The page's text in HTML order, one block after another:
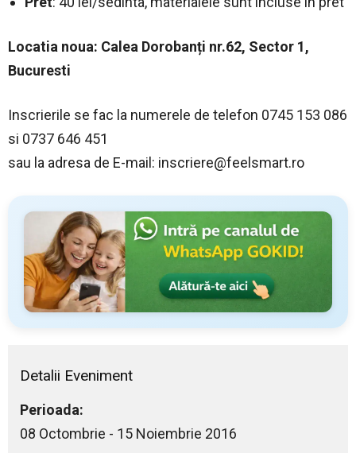
Locatia noua: Calea Dorobanți nr.62, Sector 1,
Bucuresti
Inscrierile se fac la numerele de telefon 0745 153 086
si 0737 646 451
sau la adresa de E-mail: inscriere@feelsmart.ro
Detalii Eveniment
Perioada:
08 Octombrie - 15 Noiembrie 2016